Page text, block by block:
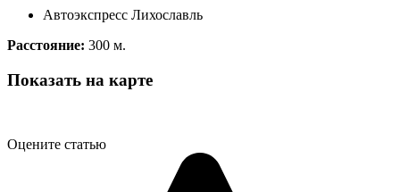
Автоэкспресс Лихославль
Расстояние: 300 м.
Показать на карте
Оцените статью